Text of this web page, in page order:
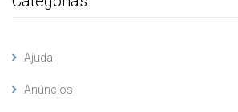
Ajuda
Anúncios